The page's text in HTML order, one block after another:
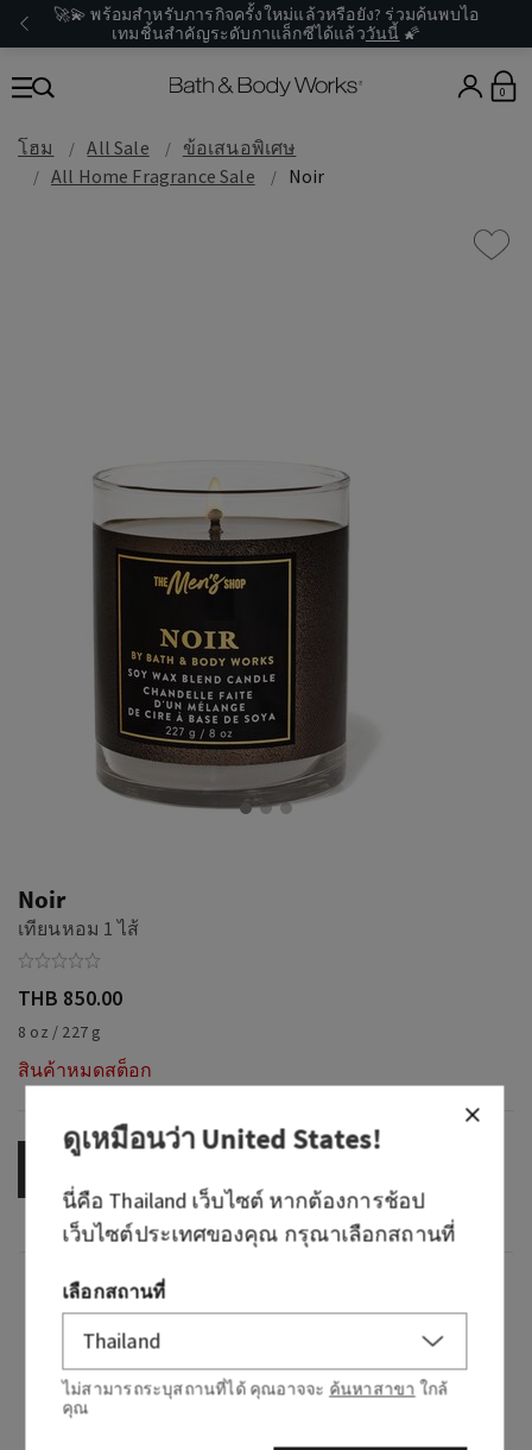
🚀💫 พร้อมสำหรับภารกิจครั้งใหม่แล้วหรือยัง? ร่วมค้นพบไอ
เทมชิ้นสำคัญระดับกาแล็กซีได้แล้ววันนี้ 🌠
0
โฮม All Sale
ข้อเสนอพิเศษ
All Home Fragrance Sale
Noir
Noir
เทียนหอม 1 ไส้
THB 850.00
8 oz / 227 g
สินค้าหมดสต็อก
กลิ่น
โน้ต: กระวานดำ วานิลลารมควัน และกลิ่นมัสก์
ดูเหมือนว่าUnited States!
นี่คือ Thailand เว็บไซต์ หากต้องการช้อป
เว็บไซต์ประเทศของคุณ กรุณาเลือกสถานที่
เลือกสถานที่
ไม่สามารถระบุสถานที่ได้ คุณอาจจะ ค้นหาสาขา ใกล้
คุณ